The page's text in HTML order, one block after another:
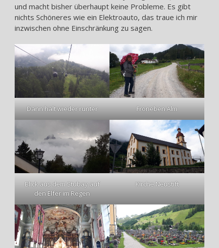
und macht bisher überhaupt keine Probleme. Es gibt
nichts Schöneres wie ein Elektroauto, das traue ich mir
inzwischen ohne Einschränkung zu sagen.
Dann halt wieder runter Froneben Alm
Blick aus dem Stubay auf
den Elfer im Regen
Kirche Neustift